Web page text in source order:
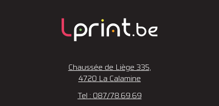
Chaussée de Liège 335,
4720 La Calamine
Tel : 087/78.69.69